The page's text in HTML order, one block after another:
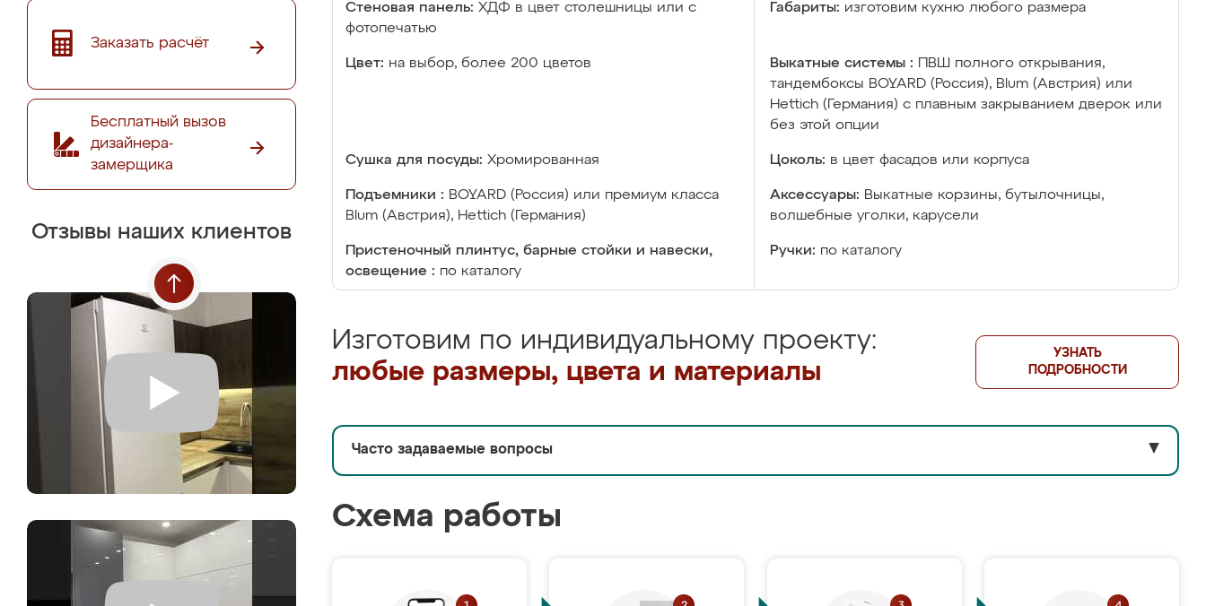
Заказать расчёт
Бесплатный вызов
дизайнера-
замерщика
Отзывы наших клиентов
Стеновая панель: ХДФ в цвет столешницы или с
фотопечатью
Габариты: изготовим кухню любого размера
Цвет: на выбор, более 200 цветов Выкатные системы :
ПВШ полного открывания,
тандембоксы BOYARD (Россия), Blum (Австрия) или
Hettich (Германия) с плавным закрыванием дверок или
без этой опции
Сушка для посуды: Хромированная Цоколь: в цвет фасадов или корпуса
Подъемники : BOYARD (Россия) или премиум класса
Blum (Австрия), Hettich (Германия)
Аксессуары: Выкатные корзины, бутылочницы,
волшебные уголки, карусели
Пристеночный плинтус, барные стойки и навески,
освещение : по каталогу
Ручки: по каталогу
Изготовим по индивидуальному проекту:
любые размеры, цвета и материалы
УЗНАТЬ
ПОДРОБНОСТИ
Часто задаваемые вопросы ▼
Схема работы